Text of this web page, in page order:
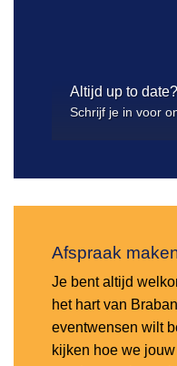
Altijd up to date?
Schrijf je in voor
Afspraak
Je bent altijd
het hart van
eventwensen wilt
kijken hoe we